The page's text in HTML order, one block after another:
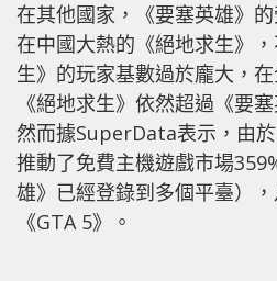
在其他國家，《要塞英雄》
在中國大熱的《絕地求生》
生》的玩家基數過於龐大，
《絕地求生》依然超過《要
然而據SuperData表示，由
推動了免費主機遊戲市場
雄》已經登錄到多個平臺）
《GTA 5》。